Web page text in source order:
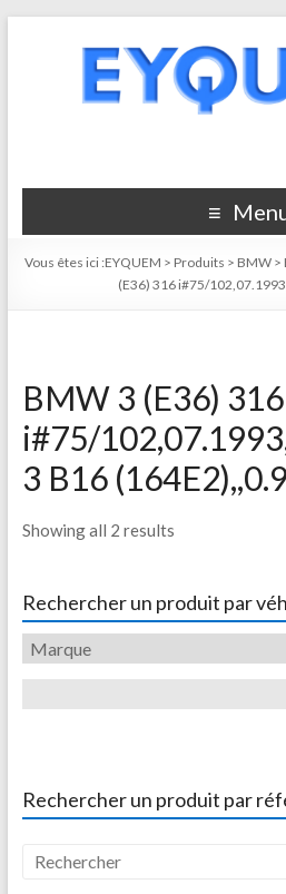
Vous êtes ici :EYQUEM > Produits > BMW >
(E36) 316 i#75/
BMW 3 (E36) 316
i#75/
3 B16
Showing all 2 results
Rechercher un produit par
Rechercher un produit par